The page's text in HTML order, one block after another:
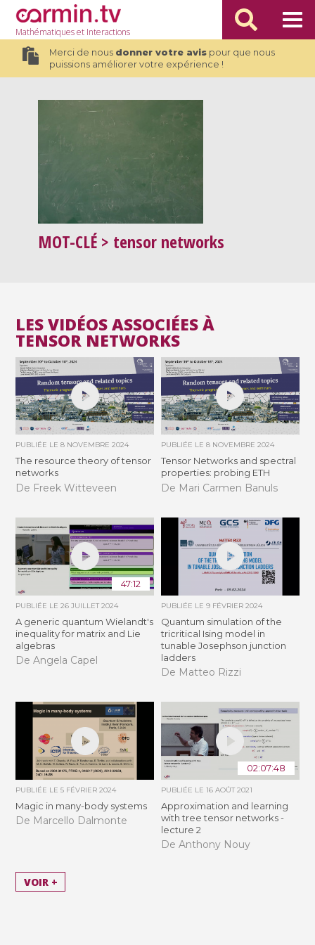
Mathématiqueset Interactions
Merci de nous donner votre avispour que nous
puissions améliorer votre expérience !
MOT-CLÉ > tensor networks
LES VIDÉOS ASSOCIÉES À
TENSOR NETWORKS
PUBLIÉE LE8 NOVEMBRE 2024
The resource theory of tensor
networks
De Freek Witteveen
PUBLIÉE LE 8 NOVEMBRE 2024
Tensor Networks and spectral
properties: probing ETH
De Mari Carmen Banuls
47:12
PUBLIÉE LE26 JUILLET 2024
A generic quantum Wielandt's
inequality for matrix and Lie
algebras
De Angela Capel
PUBLIÉE LE 9 FÉVRIER 2024
Quantum simulation of the
tricritical Ising model in
tunable Josephson junction
ladders
De Matteo Rizzi
PUBLIÉE LE5 FÉVRIER 2024
Magic in many-body systems
De Marcello Dalmonte
02:07:48
PUBLIÉE LE 16 AOÛT 2021
Approximation and learning
with tree tensor networks -
lecture 2
De Anthony Nouy
VOIR +